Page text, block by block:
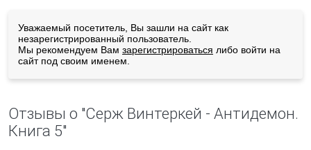
Уважаемый посетитель, Вы зашли на сайт как
незарегистрированный пользователь.
Мы рекомендуем Вам зарегистрироваться либо войти на
сайт под своим именем.
Отзывы о "Серж Винтеркей - Антидемон.
Книга 5"